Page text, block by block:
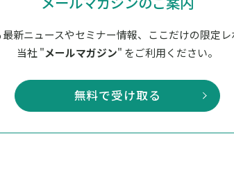
新ニュースやセミナー情報、ここだけの限定
当社 "メールマガジン" をご利用ください。
無料で受け取る